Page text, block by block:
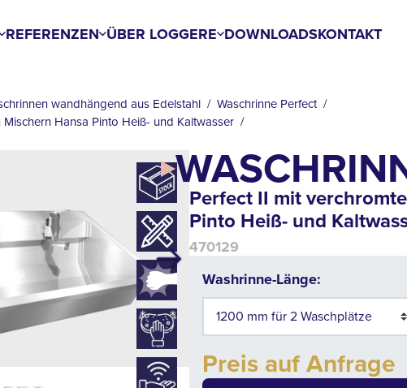
REFERENZEN ÜBER LOGGERE DOWNLOADSKONTAKT
wandhängend aus Edelstahl
Waschrinne Perfect
Hansa Pinto Heiß- und Kaltwasser
Next
Perfect II mit
Pinto Heiß- und
470129
Washrinne-Länge:
Preis auf Anfrage